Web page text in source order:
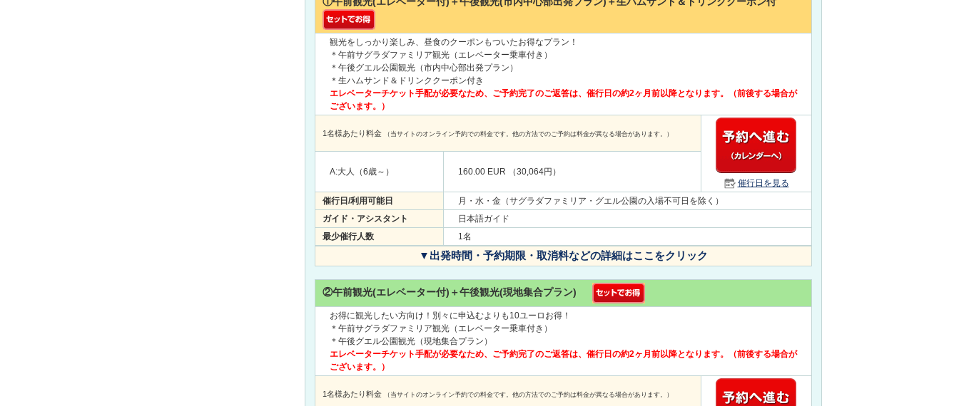
観光をしっかり楽しみ、昼食のクーポンもついたお得なプラン！
＊午前サグラダファミリア観光（エレベーター乗車付き）
＊午後グエル公園観光（市内中心部出発プラン）
＊生ハムサンド＆ドリンククーポン付き
エレベーターチケット手配が必要なため、ご予約完了のご返答は、催行日の約2ヶ月前以降となります。（前後する場合が
ございます。）
1名様あたり料金 （当サイトのオンライン予約での料金です。他の方法でのご予約は料金が異なる場合があります。）
催行日を見る
A:大人（6歳～） 160.00 EUR （30,064円）
催行日/利用可能日
月・水・金（サグラダファミリア・グエル公園の入場不可日を除く）
ガイド・アシスタント
日本語ガイド
最少催行人数
1名
▼出発時間・予約期限・取消料などの詳細はここをクリック
②午前観光(エレベーター付)＋午後観光(現地集合プラン)
お得に観光したい方向け！別々に申込むよりも10ユーロお得！
＊午前サグラダファミリア観光（エレベーター乗車付き）
＊午後グエル公園観光（現地集合プラン）
エレベーターチケット手配が必要なため、ご予約完了のご返答は、催行日の約2ヶ月前以降となります。（前後する場合が
ございます。）
1名様あたり料金 （当サイトのオンライン予約での料金です。他の方法でのご予約は料金が異なる場合があります。）